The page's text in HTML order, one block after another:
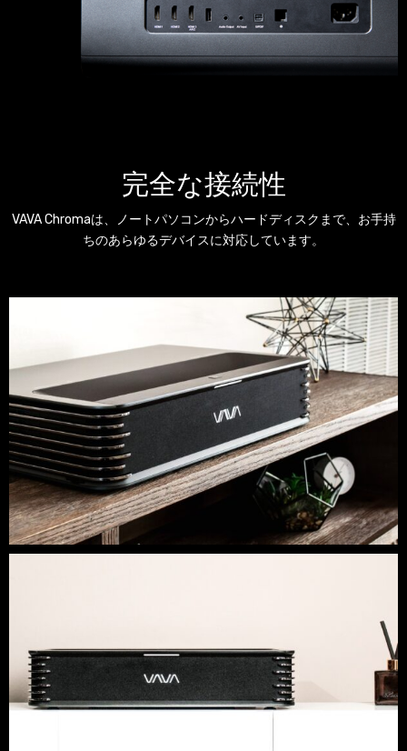
完全な接続性
VAVA Chromaは、ノートパソコンからハードディスクまで、お手持
ちのあらゆるデバイスに対応しています。